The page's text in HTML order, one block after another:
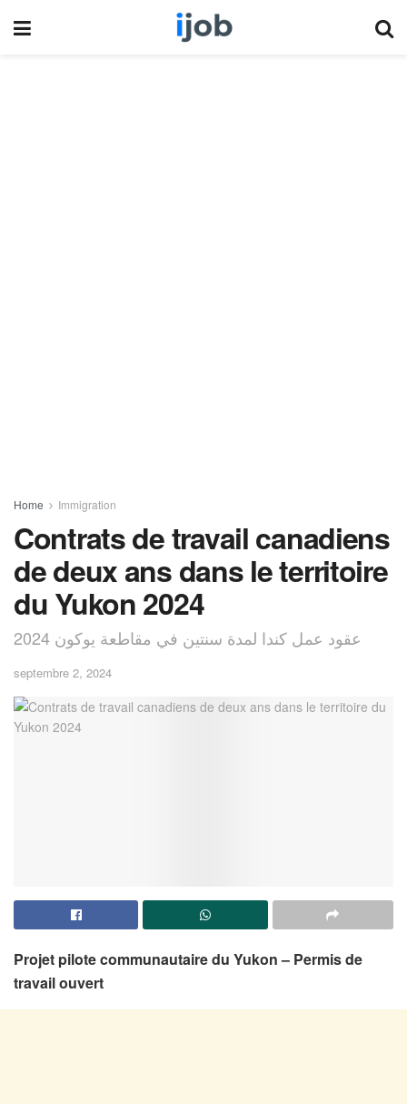
Home Immigration
Contrats de travail canadiens
de deux ans dans le territoire
du Yukon 2024
عقود عمل كندا لمدة سنتين في مقاطعة يوكون 2024
septembre 2, 2024
Projet pilote communautaire du Yukon – Permis de
travail ouvert